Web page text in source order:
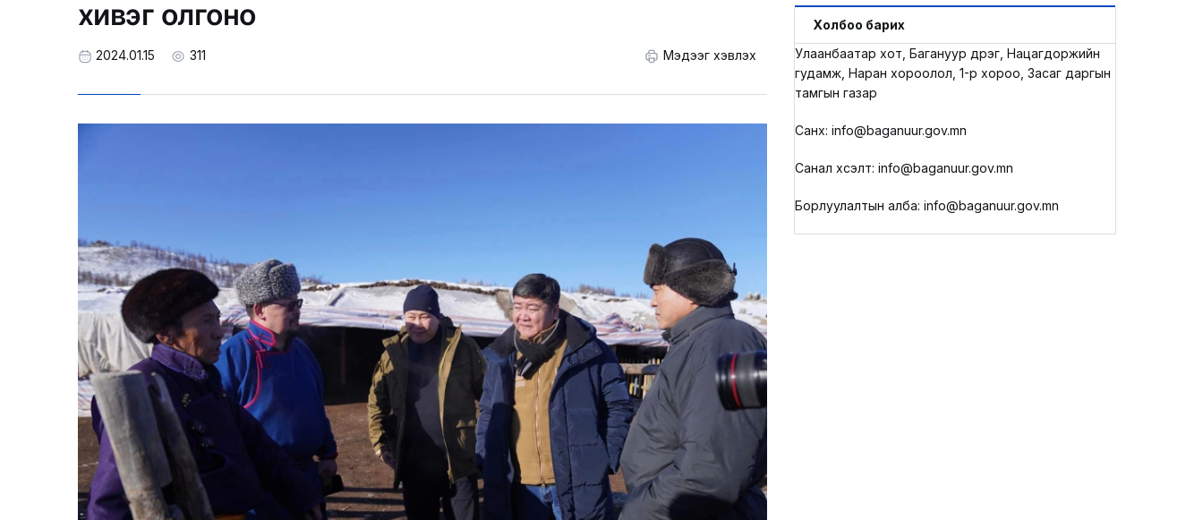
АВЛИГА МЭДЭЭ
хивэг олгоно
2024.01.15 311 Мэдээг хэвлэх
Холбоо барих
Улаанбаатар хот, Багануур дүүрэг, Нацагдоржийн
гудамж, Наран хороолол, 1-р хороо, Засаг даргын
тамгын газар
Санхүү: info@baganuur.gov.mn
Санал хүсэлт: info@baganuur.gov.mn
Борлуулалтын алба: info@baganuur.gov.mn